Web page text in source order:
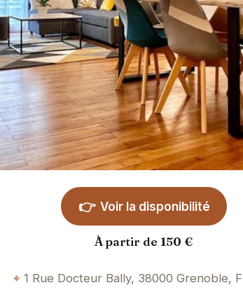
👉 Voir la disponibilité
À partir de 150 €
1 Rue Docteur Bally, 38000 Grenoble,